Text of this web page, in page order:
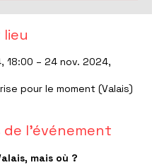
18:00 – 24 nov. 2024,
pour le moment (Valais)
de l'événement
mais où ?